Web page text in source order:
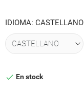
IDIOMA: CASTELLANO
 En stock